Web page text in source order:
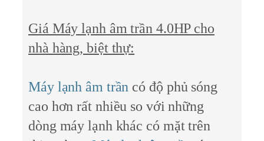
Giá Máy lạnh âm trần 4.0HP cho
nhà hàng, biệt thự:
Máy lạnh âm trần có độ phủ sóng
cao hơn rất nhiều so với những
dòng máy lạnh khác có mặt trên